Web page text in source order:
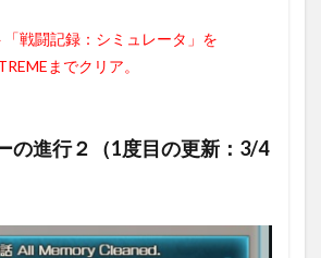
戦闘記録：シミュレータ」を
までクリア。
の進行２（1度目の更新：3/4